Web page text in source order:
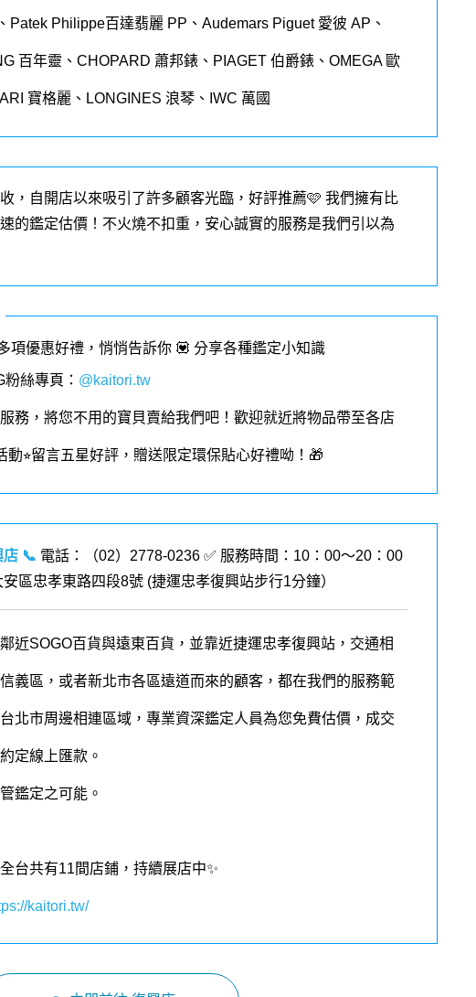
Patek Philippe百達翡麗 PP 、 Audemars Piguet 愛彼 AP 、
百年靈、 CHOPARD 蕭邦錶、 PIAGET 伯爵錶、 OMEGA 歐
寶格麗、 LONGINES 浪琴、 IWC 萬國
，自開店以來吸引了許多顧客光臨，好評推薦🩷 我們擁有比
的鑑定估價！不火燒不扣重，安心誠實的服務是我們引以為
項優惠好禮，悄悄告訴你 💟 分享各種鑑定小知識
粉絲專頁 ： @kaitori.tw
務，將您不用的寶貝賣給我們吧！歡迎就近將物品帶至各店
動⭐︎留言五星好評，贈送限定環保貼心好禮呦！🎁
店 📞 電話：（02）2778-0236 ✅ 服務時間：10：00～20：00
區忠孝東路四段8號 (捷運忠孝復興站步行1分鐘）
近SOGO百貨與遠東百貨，並靠近捷運忠孝復興站，交通相
義區，或者新北市各區遠道而來的顧客，都在我們的服務範
北市周邊相連區域， 專業資深鑑定人員為您免費估價，成交
定線上匯款。
鑑定之可能。
台共有11間店鋪，持續展店中✨
kaitori.tw/